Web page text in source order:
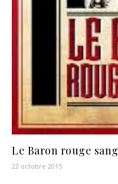
Le Baron rouge sang
22 octobre 2015